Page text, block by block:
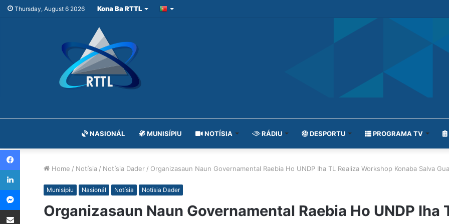
Thursday, August 6 2026 Kona Ba RTTL
NASIONÁL MUNISÍPIU NOTÍSIA RÁDIU DESPORTU PROGRAMA TV
Home / Notísia / Notísia Dader / Organizasaun Naun Governamental Raebia Ho UNDP Iha TL Realiza Workshop Konaba Salva
Munisípiu Nasionál Notísia Notísia Dader
Organizasaun Naun Governamental Raebia Ho UNDP Iha
Facebook
LinkedIn
Messenger